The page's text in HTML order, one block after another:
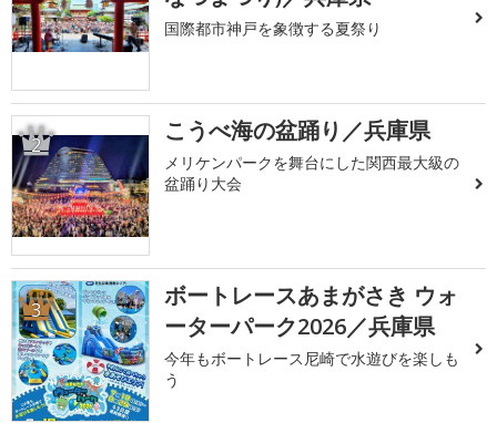
国際都市神戸を象徴する夏祭り
2 こうべ海の盆踊り／兵庫県
メリケンパークを舞台にした関西最大級の
盆踊り大会
3
ボートレースあまがさき ウォ
ーターパーク2026／兵庫県
今年もボートレース尼崎で水遊びを楽しも
う